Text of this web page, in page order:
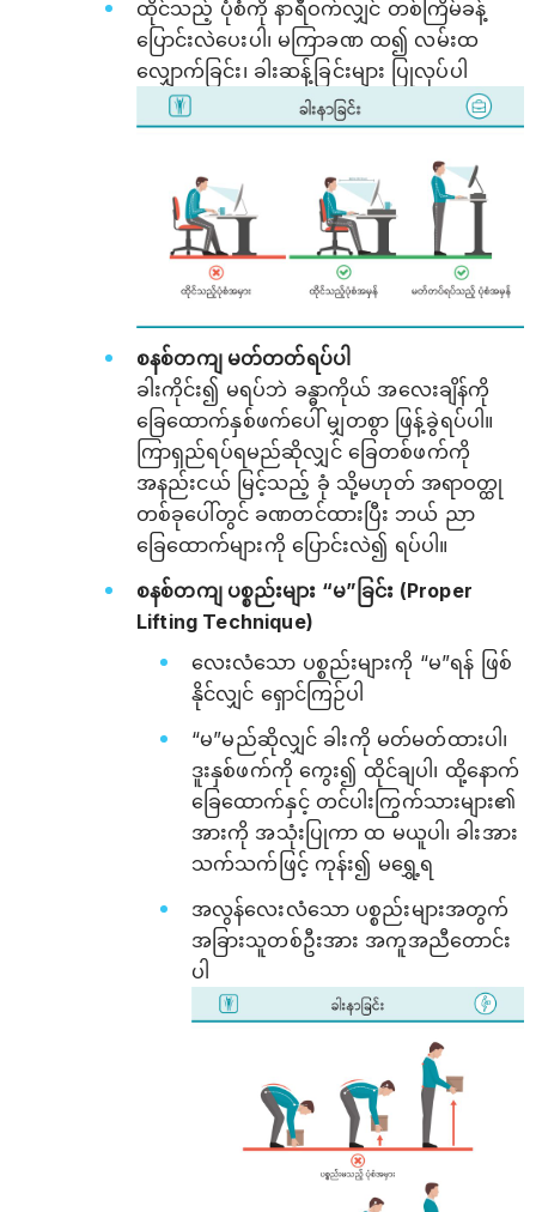
ထိုင်သည့် ပုံစံကို နာရီဝက်လျှင် တစ်ကြိမ်ခန့်
ပြောင်းလဲပေးပါ၊ မကြာခဏ ထ၍ လမ်းထ
လျှောက်ခြင်း၊ ခါးဆန့်ခြင်းများ ပြုလုပ်ပါ
စနစ်တကျ မတ်တတ်ရပ်ပါ
ခါးကိုင်း၍ မရပ်ဘဲ ခန္ဓာကိုယ် အလေးချိန်ကို
ခြေထောက်နှစ်ဖက်ပေါ် မျှတစွာ ဖြန့်ခွဲရပ်ပါ။
ကြာရှည်ရပ်ရမည်ဆိုလျှင် ခြေတစ်ဖက်ကို
အနည်းငယ် မြင့်သည့် ခုံ သို့မဟုတ် အရာဝတ္ထု
တစ်ခုပေါ်တွင် ခဏတင်ထားပြီး ဘယ် ညာ
ခြေထောက်များကို ပြောင်းလဲ၍ ရပ်ပါ။
စနစ်တကျ ပစ္စည်းများ “မ”ခြင်း (Proper
Lifting Technique)
လေးလံသော ပစ္စည်းများကို “မ”ရန် ဖြစ်
နိုင်လျှင် ရှောင်ကြဉ်ပါ
“မ”မည်ဆိုလျှင် ခါးကို မတ်မတ်ထားပါ၊
ဒူးနှစ်ဖက်ကို ကွေး၍ ထိုင်ချပါ၊ ထို့နောက်
ခြေထောက်နှင့် တင်ပါးကြွက်သားများ၏
အားကို အသုံးပြုကာ ထ မယူပါ၊ ခါးအား
သက်သက်ဖြင့် ကုန်း၍ မရွှေ့ရ
အလွန်လေးလံသော ပစ္စည်းများအတွက်
အခြားသူတစ်ဦးအား အကူအညီတောင်း
ပါ